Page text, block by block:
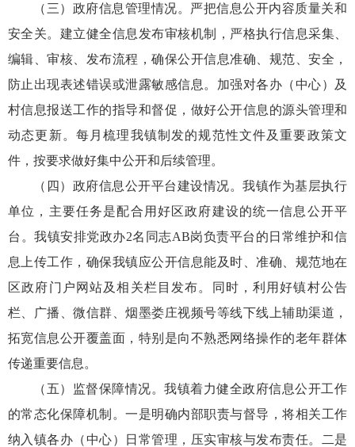
（三）政府信息管理情况。严把信息公开内容质量关和
安全关。建立健全信息发布审核机制，严格执行信息采集、
编辑、审核、发布流程，确保公开信息准确、规范、安全，
防止出现表述错误或泄露敏感信息。加强对各办（中心）及
村信息报送工作的指导和督促，做好公开信息的源头管理和
动态更新。每月梳理我镇制发的规范性文件及重要政策文
件，按要求做好集中公开和后续管理。
（四）政府信息公开平台建设情况。我镇作为基层执行
单位，主要任务是配合用好区政府建设的统一信息公开平
台。我镇安排党政办2名同志AB岗负责平台的日常维护和信
息上传工作，确保我镇应公开信息能及时、准确、规范地在
区政府门户网站及相关栏目发布。同时，利用好镇村公告
栏、广播、微信群、烟墨娄庄视频号等线下线上辅助渠道，
拓宽信息公开覆盖面，特别是向不熟悉网络操作的老年群体
传递重要信息。
（五）监督保障情况。我镇着力健全政府信息公开工作
的常态化保障机制。一是明确内部职责与督导，将相关工作
纳入镇各办（中心）日常管理，压实审核与发布责任。二是